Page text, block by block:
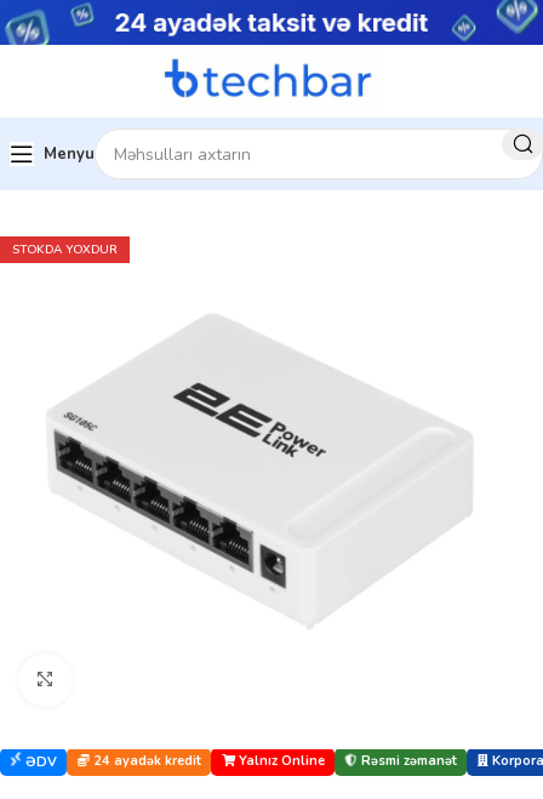
Menyu
Ev Şəbəkə avadanlıqları Konverter
STOKDA YOXDUR
ƏDV 24 ayadək kredit Yalnız Online Rəsmi zəmanət